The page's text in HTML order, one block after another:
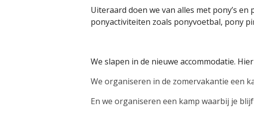
Uiteraard doen we van alles met pony’s
ponyactiviteiten zoals ponyvoetbal, pony
We slapen in de nieuwe accommodatie.
We organiseren in de zomervakantie een
En we organiseren een kamp waarbij je